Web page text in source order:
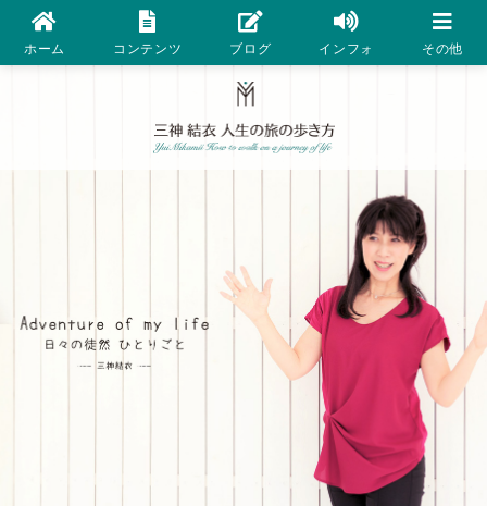
ホーム コンテンツ ブログ インフォ その他